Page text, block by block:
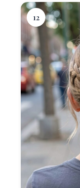
12